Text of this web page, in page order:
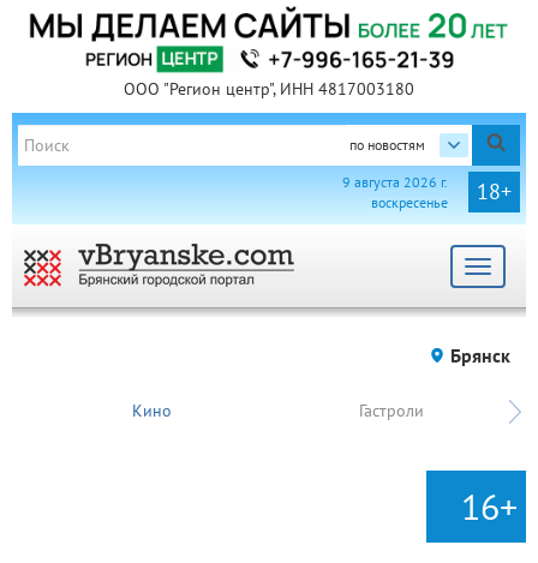
ООО "Регион центр", ИНН 4817003180
по новостям
18+
9 августа 2026 г.
воскресенье
Toggle
Брянск
Кино Гастроли
16+